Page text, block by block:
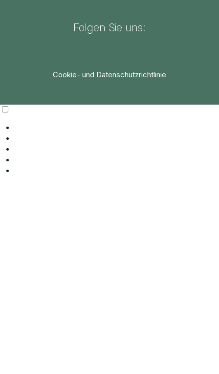
Folgen Sie uns:
Cookie- und Datenschutzrichtlinie